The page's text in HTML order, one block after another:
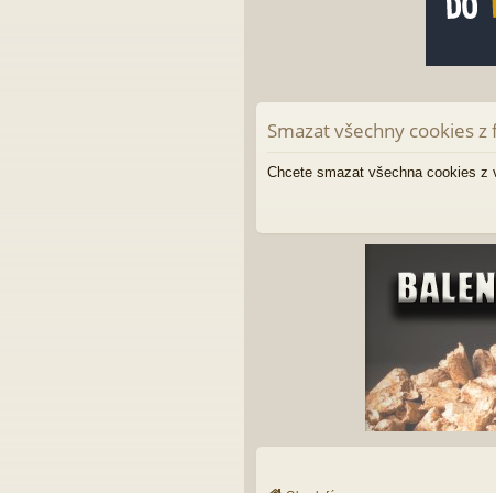
Smazat všechny cookies z
Chcete smazat všechna cookies z